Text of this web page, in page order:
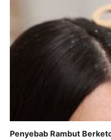
Penyebab Rambut